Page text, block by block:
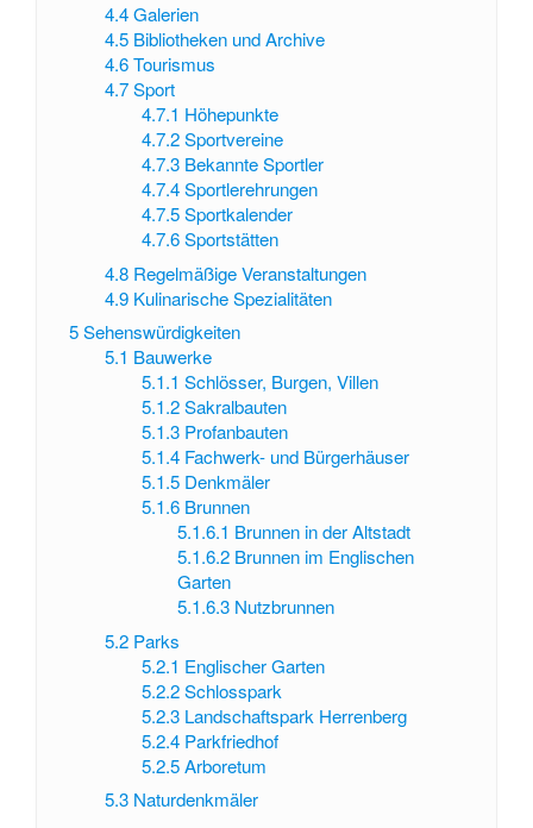
4.4 Galerien
4.5 Bibliotheken und Archive
4.6 Tourismus
4.7 Sport
4.7.1 Höhepunkte
4.7.2 Sportvereine
4.7.3 Bekannte Sportler
4.7.4 Sportlerehrungen
4.7.5 Sportkalender
4.7.6 Sportstätten
4.8 Regelmäßige Veranstaltungen
4.9 Kulinarische Spezialitäten
5Sehenswürdigkeiten
5.1 Bauwerke
5.1.1 Schlösser, Burgen, Villen
5.1.2 Sakralbauten
5.1.3 Profanbauten
5.1.4 Fachwerk- und Bürgerhäuser
5.1.5 Denkmäler
5.1.6 Brunnen
5.1.6.1 Brunnen in der Altstadt
5.1.6.2 Brunnen im Englischen
Garten
5.1.6.3 Nutzbrunnen
5.2 Parks
5.2.1 Englischer Garten
5.2.2 Schlosspark
5.2.3 Landschaftspark Herrenberg
5.2.4 Parkfriedhof
5.2.5 Arboretum
5.3 Naturdenkmäler